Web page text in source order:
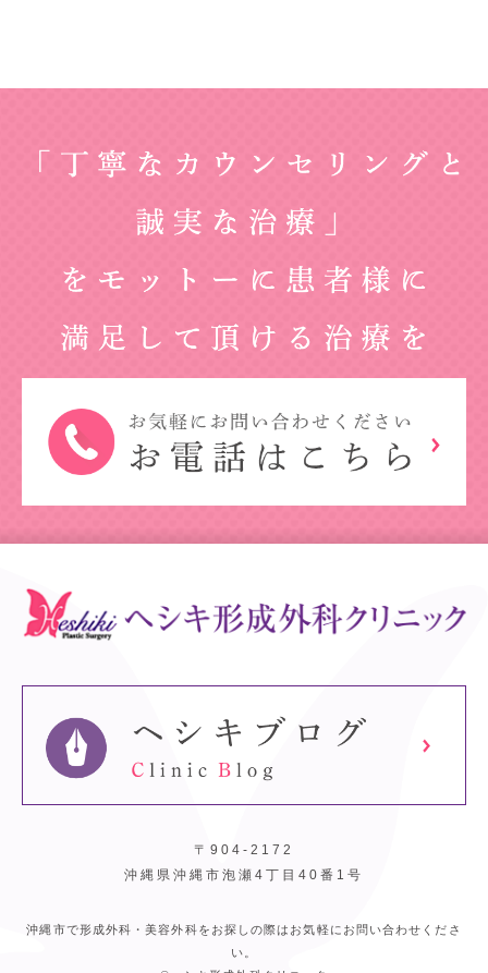
〒904-2172
沖縄県沖縄市泡瀬4丁目40番1号
沖縄市で形成外科・美容外科をお探しの際はお気軽にお問い合わせくださ
い。